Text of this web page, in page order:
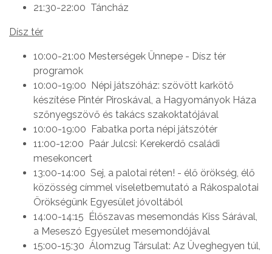
21:30-22:00 Táncház
Dísz tér
10:00-21:00 Mesterségek Ünnepe - Dísz tér
programok
10:00-19:00 Népi játszóház: szövött karkötő
készítése Pintér Piroskával, a Hagyományok Háza
szőnyegszövő és takács szakoktatójával
10:00-19:00 Fabatka porta népi játszótér
11:00-12:00 Paár Julcsi: Kerekerdő családi
mesekoncert
13:00-14:00 Sej, a palotai réten! - élő örökség, élő
közösség címmel viseletbemutató a Rákospalotai
Örökségünk Egyesület jóvoltából
14:00-14:15 Élőszavas mesemondás Kiss Sárával,
a Meseszó Egyesület mesemondójával
15:00-15:30 Álomzug Társulat: Az Üveghegyen túl,